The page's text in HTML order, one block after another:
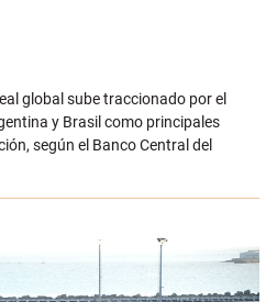
global sube traccionado por el
y Brasil como principales
según el Banco Central del